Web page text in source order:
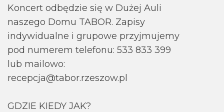
Koncert odbędzie się w Dużej Auli
naszego Domu TABOR. Zapisy
indywidualne i grupowe przyjmujemy
pod numerem telefonu: 533 833 399
lub mailowo:
recepcja@tabor.rzeszow.pl
GDZIE KIEDY JAK?